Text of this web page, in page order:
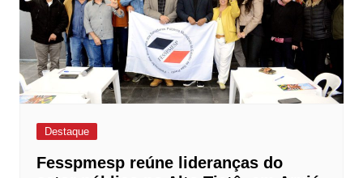
Destaque
Fesspmesp reúne lideranças do